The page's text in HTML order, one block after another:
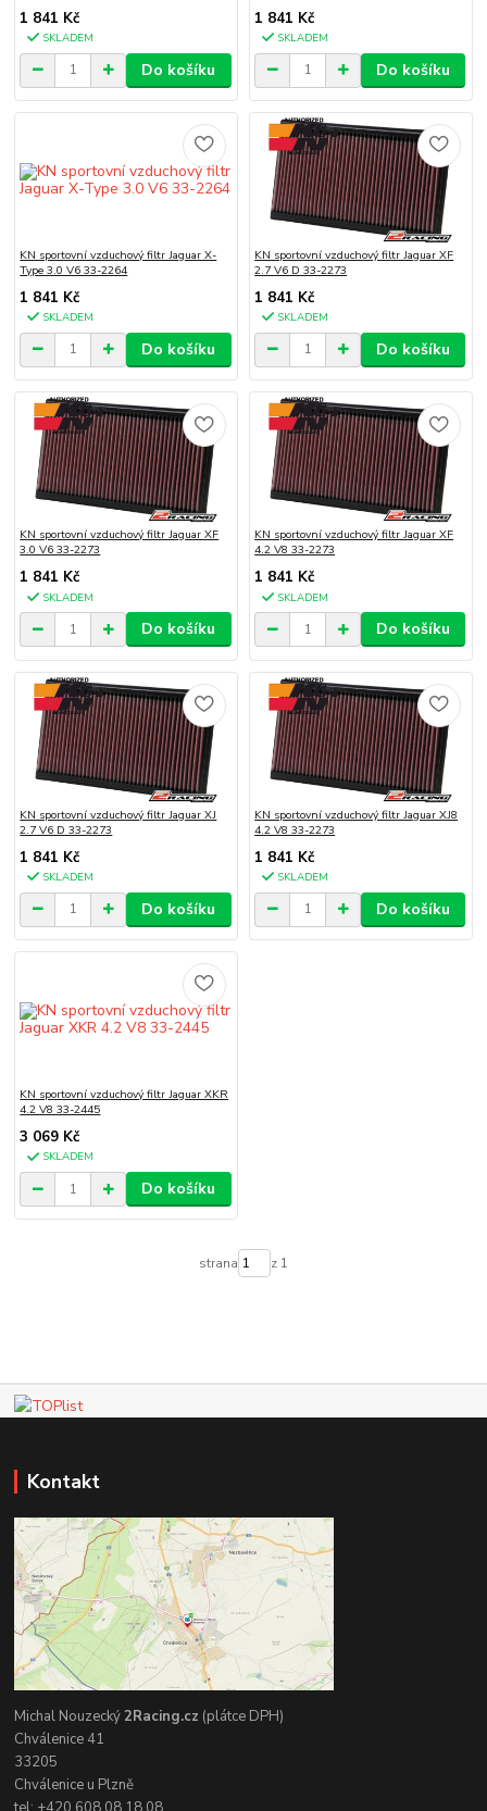
1 841 Kč
SKLADEM
Do košíku
1 841 Kč
SKLADEM
Do košíku
KN sportovní vzduchový filtr Jaguar X-
Type 3.0 V6 33-2264
1 841 Kč
SKLADEM
Do košíku
KN sportovní vzduchový filtr Jaguar XF
2.7 V6 D 33-2273
1 841 Kč
SKLADEM
Do košíku
KN sportovní vzduchový filtr Jaguar XF
3.0 V6 33-2273
1 841 Kč
SKLADEM
Do košíku
KN sportovní vzduchový filtr Jaguar XF
4.2 V8 33-2273
1 841 Kč
SKLADEM
Do košíku
KN sportovní vzduchový filtr Jaguar XJ
2.7 V6 D 33-2273
1 841 Kč
SKLADEM
Do košíku
KN sportovní vzduchový filtr Jaguar XJ8
4.2 V8 33-2273
1 841 Kč
SKLADEM
Do košíku
KN sportovní vzduchový filtr Jaguar XKR
4.2 V8 33-2445
3 069 Kč
SKLADEM
Do košíku
strana z 1
Kontakt
Michal Nouzecký2Racing.cz (plátce DPH)
Chválenice 41
33205
Chválenice u Plzně